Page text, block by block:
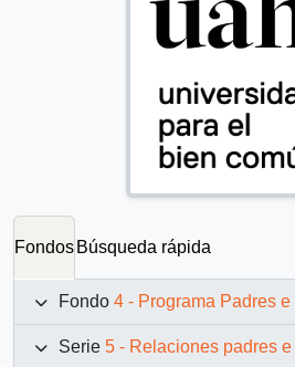
Fondos Búsqueda rápida
Fondo 4 - Programa Padres e Hijos:
Serie 5 - Relaciones padres